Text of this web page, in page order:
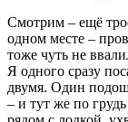
Смотрим – ещё
одном месте –
тоже чуть не
Я одного сразу
двумя. Один
– и тут же по